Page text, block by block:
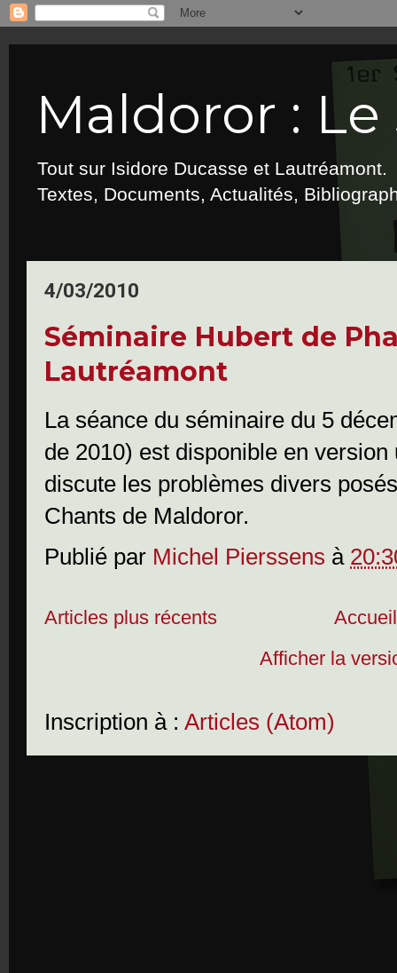
Maldoror : Le
Tout sur Isidore Ducasse et Lautréamont.
Textes, Documents, Actualités,
4/03/2010
Séminaire Hubert de
Lautréamont
La séance du séminaire du 5
de 2010) est disponible en
discute les problèmes divers
Chants de Maldoror.
Publié par Michel Pierssens à
Articles plus récents
Accueil
Afficher la
Inscription à : Articles (Atom)